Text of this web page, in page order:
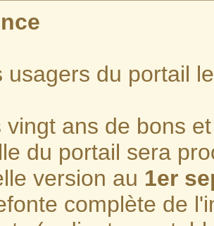
usagers du portail
vingt ans de bons
du portail sera
version au 1er
complète de